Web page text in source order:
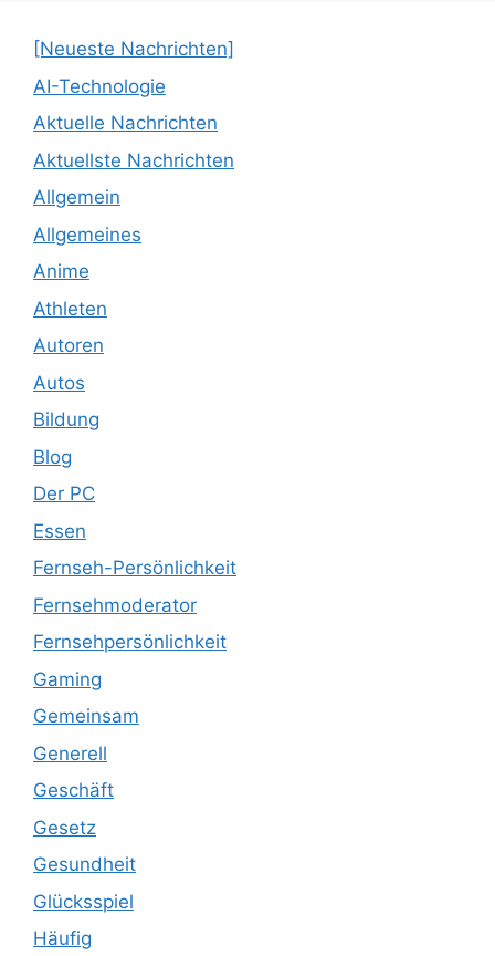
[Neueste Nachrichten]
AI-Technologie
Aktuelle Nachrichten
Aktuellste Nachrichten
Allgemein
Allgemeines
Anime
Athleten
Autoren
Autos
Bildung
Blog
Der PC
Essen
Fernseh-Persönlichkeit
Fernsehmoderator
Fernsehpersönlichkeit
Gaming
Gemeinsam
Generell
Geschäft
Gesetz
Gesundheit
Glücksspiel
Häufig